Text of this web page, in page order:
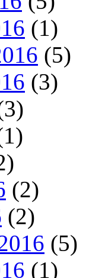
(1)
(5)
(3)
(2)
(2)
(5)
(1)